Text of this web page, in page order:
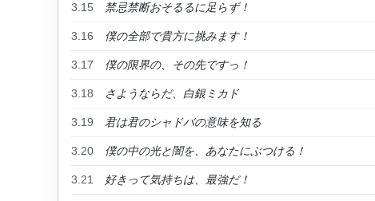
3.15 禁忌禁断おそるるに足らず！
3.16 僕の全部で貴方に挑みます！
3.17 僕の限界の、その先ですっ！
3.18 さようならだ、白銀ミカド
3.19 君は君のシャドバの意味を知る
3.20 僕の中の光と闇を、あなたにぶつける！
3.21 好きって気持ちは、最強だ！